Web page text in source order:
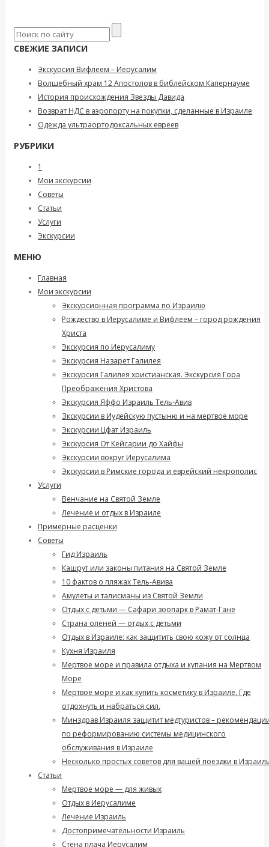
СВЕЖИЕ ЗАПИСИ
Экскурсия Вифлеем – Иерусалим
Волшебный храм 12 Апостолов в библейском Капернауме
История происхождения Звезды Давида
Возврат НДС в аэропорту на покупки, сделанные в Израиле
Одежда ультраортодоксальных евреев
РУБРИКИ
1
Мои экскурсии
Советы
Статьи
Услуги
Экскурсии
МЕНЮ
Главная
Мои экскурсии
Экскурсионная программа по Израилю
Рождество в Иерусалиме и Вифлеем – город рождения
Христа
Экскурсия по Иерусалиму
Экскурсия Назарет Галилея
Экскурсия Галилея христианская. Экскурсия Гора
Преображения Христова
Экскурсия Яффо Израиль Тель-Авив
Зкскурсии в Иудейскую пустыню и на мертвое море
Экскурсии Цфат Израиль
Экскурсия От Кейсарии до Хайфы
Экскурсии вокруг Иерусалима
Экскурсии в Римские города и еврейский некрополис
Услуги
Венчание на Святой Земле
Лечение и отдых в Израиле
Примерные расценки
Советы
Гид Израиль
Кашрут или законы питания на Святой Земле
10 фактов о пляжах Тель-Авива
Амулеты и талисманы из Святой Земли
Отдых с детьми — Сафари зоопарк в Рамат-Гане
Страна оленей — отдых с детьми
Отдых в Израиле: как защитить свою кожу от солнца
Кухня Израиля
Мертвое море и правила отдыха и купания на Мертвом
Море
Мертвое море и как купить косметику в Израиле. Где
отдохнуть и набраться сил.
Минздрав Израиля защитит медтуристов –
по реформированию системы медицинского
обслуживания в Израиле
Несколько простых советов для вашей поездки в
Статьи
Мертвое море — для живых
Отдых в Иерусалиме
Лечение Израиль
Достопримечательности Израиль
Стена плача Иерусалим